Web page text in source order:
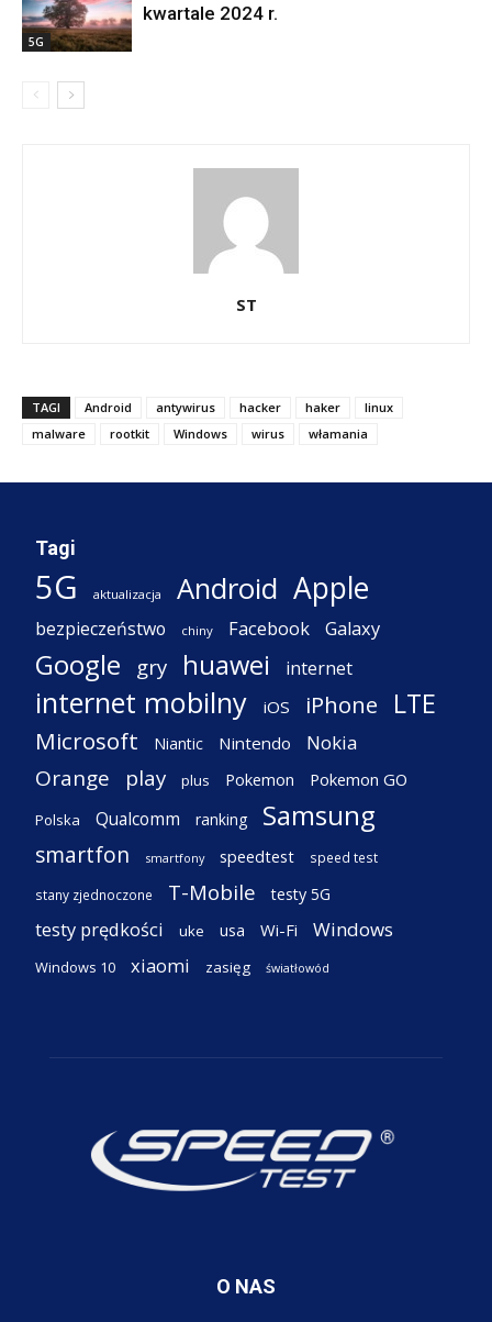
5G
kwartale 2024 r.
ST
TAGI Android antywirus hacker haker
linux
malware
rootkit Windows wirus włamania
Tagi
5G aktualizacja Android Apple
bezpieczeństwo chiny Facebook Galaxy
Google gry huawei internet
internet mobilny iOS iPhone LTE
Microsoft Niantic Nintendo Nokia
Orange play plus Pokemon Pokemon GO
Polska Qualcomm ranking Samsung
smartfon smartfony speedtest speed test
stany zjednoczone T-Mobile testy 5G
testy prędkości uke usa Wi-Fi Windows
Windows 10 xiaomi zasięg światłowód
O NAS